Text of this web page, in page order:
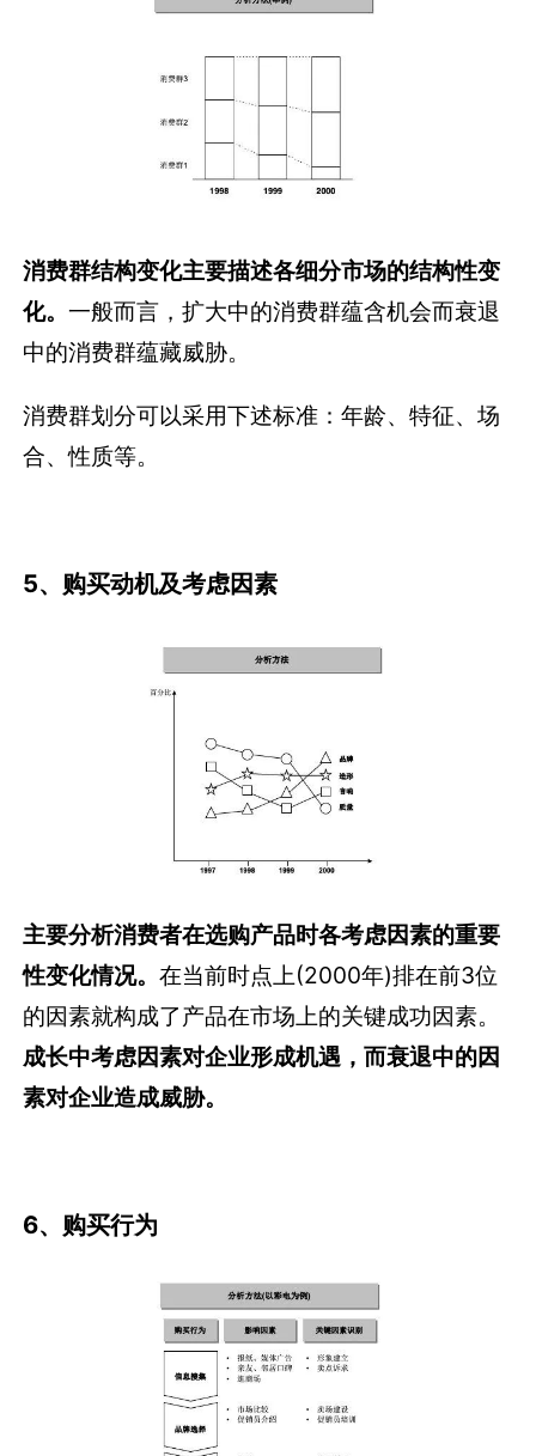
消费群结构变化主要描述各细分市场的结构性变
化。一般而言，扩大中的消费群蕴含机会而衰退
中的消费群蕴藏威胁。
消费群划分可以采用下述标准：年龄、特征、场
合、性质等。
5、购买动机及考虑因素
主要分析消费者在选购产品时各考虑因素的重要
性变化情况。在当前时点上(2000年)排在前3位
的因素就构成了产品在市场上的关键成功因素。
成长中考虑因素对企业形成机遇，而衰退中的因
素对企业造成威胁。
6、购买行为